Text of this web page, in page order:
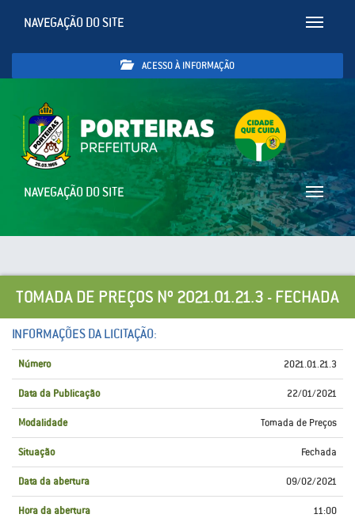
Toggle
NAVEGAÇÃO DO SITE
ACESSO À INFORMAÇÃO
Toggle
NAVEGAÇÃO DO SITE
TOMADA DE PREÇOS Nº 2021.01.21.3 - FECHADA
INFORMAÇÕES DA LICITAÇÃO:
Número 2021.01.21.3
Data da Publicação 22/01/2021
Modalidade Tomada de Preços
Situação Fechada
Data da abertura 09/02/2021
Hora da abertura 11:00